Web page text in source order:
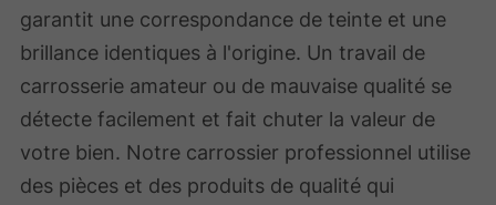
garantit une correspondance de teinte et une
brillance identiques à l'origine. Un travail de
carrosserie amateur ou de mauvaise qualité se
détecte facilement et fait chuter la valeur de
votre bien. Notre carrossier professionnel utilise
des pièces et des produits de qualité qui